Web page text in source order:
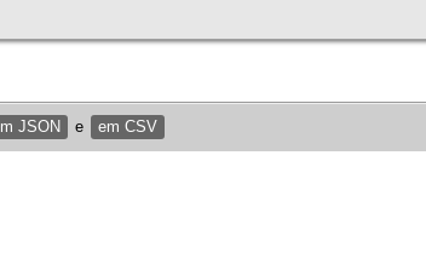
JSON e em CSV